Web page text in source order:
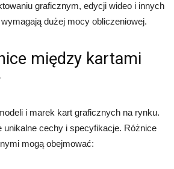
graficznym, edycji wideo i innych
dużej mocy obliczeniowej.
między kartami
i marek kart graficznych na rynku.
unikalne cechy i specyfikacje. Różnice
mogą obejmować: